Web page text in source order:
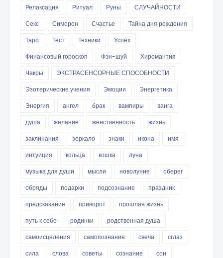
Релаксация
Ритуал Руны
СЛУЧАЙНОСТИ
Секс
Симорон Счастье
Тайна дня рождения
Таро
Тест Техники
Успех
Финансовый гороскоп
Фэн-шуй
Хиромантия
Чакры
ЭКСТРАСЕНСОРНЫЕ СПОСОБНОСТИ
Эзотерические учения
Эмоции
Энергетика
Энергия
ангел брак вампиры
ванга
душа
желание женственность
жизнь
заклинания
зеркало знаки икона
имя
интуиция
кольца кошка
луна
музыка для души
мысли новолуние
оберег
обряды
подарки подсознание
праздник
предсказание
приворот
прошлая жизнь
путь к себе
родинки
родственная душа
самоисцеления
самопознание свеча
сглаз
сила
слова советы сознание
сон